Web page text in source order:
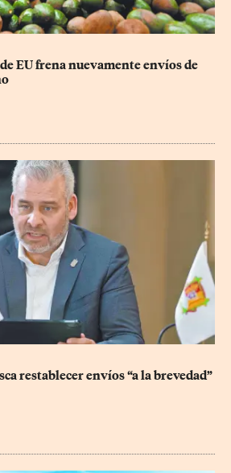
EU frena nuevamente envíos de
restablecer envíos “a la brevedad”